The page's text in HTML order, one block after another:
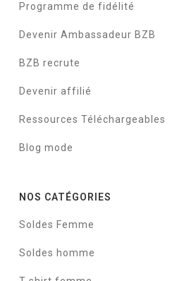
Programme de fidélité
Devenir Ambassadeur BZB
BZB recrute
Devenir affilié
Ressources Téléchargeables
Blog mode
NOS CATÉGORIES
Soldes Femme
Soldes homme